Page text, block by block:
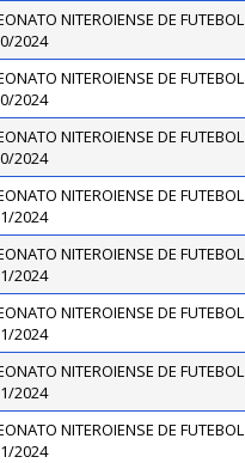
NITEROIENSE DE FUTEBOL
2024
NITEROIENSE DE FUTEBOL
2024
NITEROIENSE DE FUTEBOL
2024
NITEROIENSE DE FUTEBOL
2024
NITEROIENSE DE FUTEBOL
2024
NITEROIENSE DE FUTEBOL
2024
NITEROIENSE DE FUTEBOL
2024
NITEROIENSE DE FUTEBOL
2024